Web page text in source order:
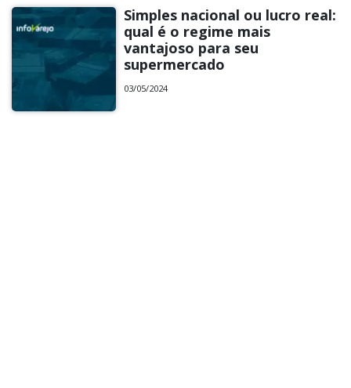
Simples nacional ou lucro real:
qual é o regime mais
vantajoso para seu
supermercado
03/05/2024